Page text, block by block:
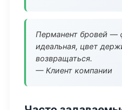
Перманент бровей —
идеальная, цвет
возвращаться.
— Клиент компании